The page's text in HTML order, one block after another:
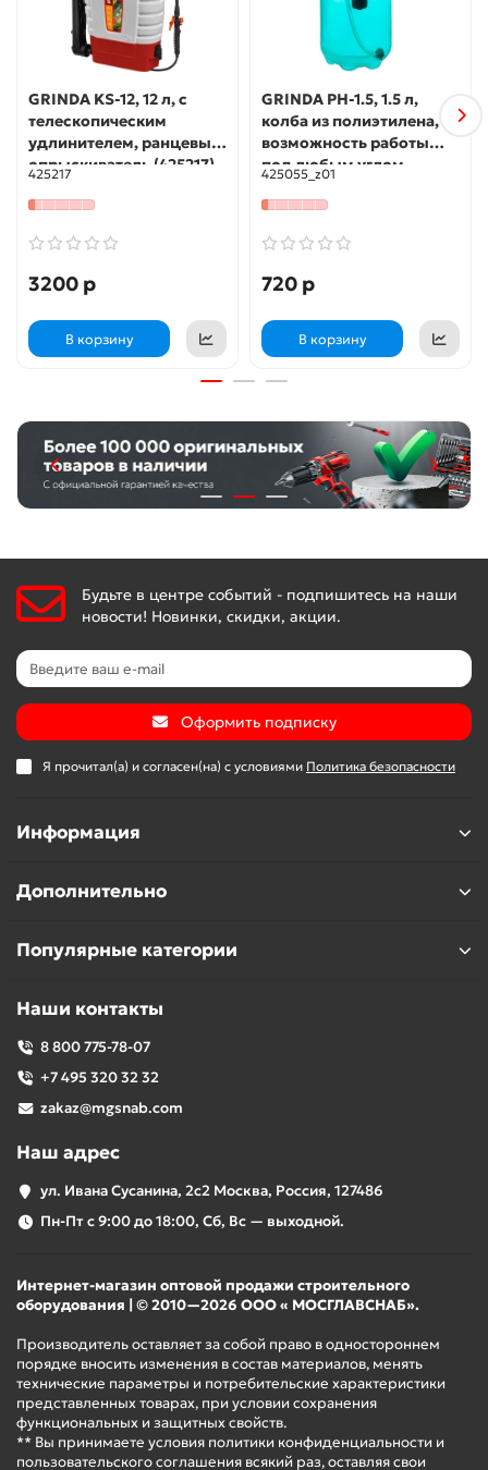
GRINDA KS-12, 12 л, с
телескопическим
удлинителем, ранцевый
опрыскиватель (425217)
425217
3200 р
В корзину
GRINDA PH-1.5, 1.5 л,
колба из полиэтилена,
возможность работы
под любым углом,
ручной опрыскиватель,
PROLine (425055)
425055_z01
720 р
В корзину
Будьте в центре событий - подпишитесь на наши
новости! Новинки, скидки, акции.
Оформить подписку
Я прочитал(а) и согласен(на) с условиями Политика безопасности
Информация
Дополнительно
Популярные категории
Наши контакты
8 800 775-78-07
+7 495 320 32 32
zakaz@mgsnab.com
Наш адрес
ул. Ивана Сусанина, 2с2 Москва, Россия, 127486
Пн-Пт с 9:00 до 18:00, Сб, Вс — выходной.
Интернет-магазин оптовой продажи строительного
оборудования | © 2010—2026 ООО « МОСГЛАВСНАБ».
Производитель оставляет за собой право в одностороннем
порядке вносить изменения в состав материалов, менять
технические параметры и потребительские характеристики
представленных товарах, при условии сохранения
функциональных и защитных свойств.
** Вы принимаете условия политики конфиденциальности и
пользовательского соглашения всякий раз, оставляя свои